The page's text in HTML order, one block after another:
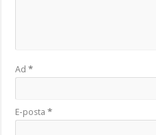
Ad*
E-posta*